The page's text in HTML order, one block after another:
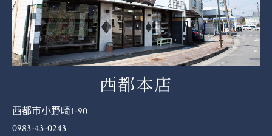
西都本店
西都市小野崎1-90
0983-43-0243